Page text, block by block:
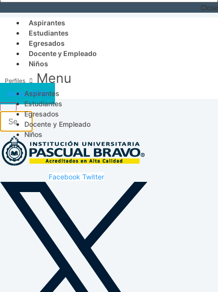
Close
Aspirantes
Estudiantes
Egresados
Docente y Empleado
Niños
Menu
Aspirantes
Estudiantes
Egresados
Docente y Empleado
Niños
Acceso SICAU
Facebook Twitter